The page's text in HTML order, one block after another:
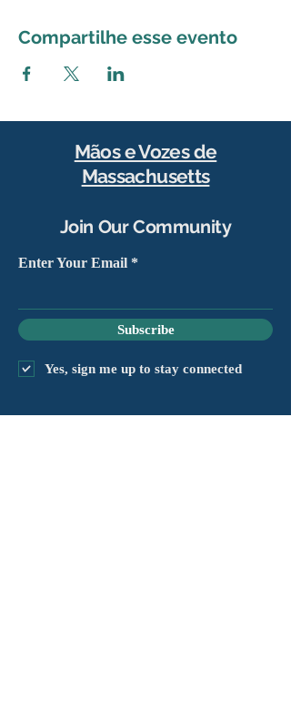
Compartilhe esse evento
Mãos e Vozes de
Massachusetts
Join Our Community
Enter Your Email
Subscribe
Yes, sign me up to stay connected